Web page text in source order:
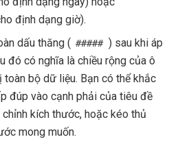
định dạng giờ).
dấu thăng ( ##### ) sau khi áp
đó có nghĩa là chiều rộng của ô
toàn bộ dữ liệu. Bạn có thể khắc
đúp vào cạnh phải của tiêu đề
kích thước, hoặc kéo thủ
mong muốn.